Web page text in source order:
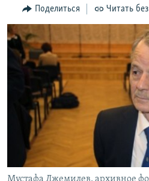
Вернутся
поиску
ИНТЕРАКТИВ
ИНФОГРАФИКА
ТЕЛЕПРОЕКТ КРЫМ.РЕАЛИИ
СОВЕТЫ ПРАВОЗАЩИТНИКОВ
ПРОПАВШИЕ БЕЗ ВЕСТИ
ПОБЕДИТЕЛЕЙ НЕ СУДЯТ?
КРЫМ.НЕПОКОРЕННЫЙ
ELIFBE
РАДІО СВОБОДА
КАК ОБОЙТИ БЛОКИРОВКУ
Українською
Qırımtatar
ПРИСОЕДИНЯЙТЕСЬ!
Поделиться Читать